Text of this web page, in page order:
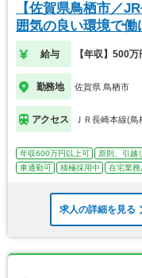
【佐賀県鳥栖市／
囲気の良い環境で働
給与 【年収】500
勤務地 佐賀県 鳥栖市
アクセス ＪＲ長崎本線(
年収600万円以上可 原則、引越
車通勤可
積極採用中 在宅業務
求人の詳細を見る